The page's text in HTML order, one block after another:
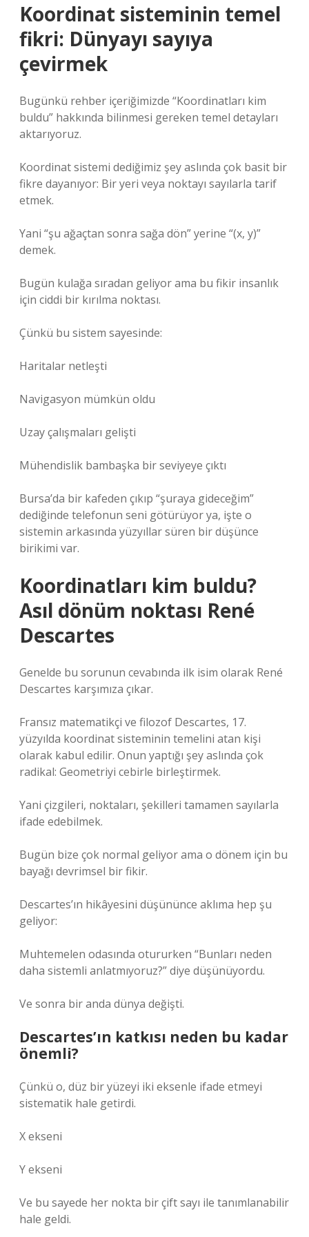
Koordinat sisteminin temel
fikri: Dünyayı sayıya
çevirmek
Bugünkü rehber içeriğimizde “Koordinatları kim
buldu” hakkında bilinmesi gereken temel detayları
aktarıyoruz.
Koordinat sistemi dediğimiz şey aslında çok basit bir
fikre dayanıyor: Bir yeri veya noktayı sayılarla tarif
etmek.
Yani “şu ağaçtan sonra sağa dön” yerine “(x, y)”
demek.
Bugün kulağa sıradan geliyor ama bu fikir insanlık
için ciddi bir kırılma noktası.
Çünkü bu sistem sayesinde:
Haritalar netleşti
Navigasyon mümkün oldu
Uzay çalışmaları gelişti
Mühendislik bambaşka bir seviyeye çıktı
Bursa’da bir kafeden çıkıp “şuraya gideceğim”
dediğinde telefonun seni götürüyor ya, işte o
sistemin arkasında yüzyıllar süren bir düşünce
birikimi var.
Koordinatları kim buldu?
Asıl dönüm noktası René
Descartes
Genelde bu sorunun cevabında ilk isim olarak René
Descartes karşımıza çıkar.
Fransız matematikçi ve filozof Descartes, 17.
yüzyılda koordinat sisteminin temelini atan kişi
olarak kabul edilir. Onun yaptığı şey aslında çok
radikal: Geometriyi cebirle birleştirmek.
Yani çizgileri, noktaları, şekilleri tamamen sayılarla
ifade edebilmek.
Bugün bize çok normal geliyor ama o dönem için bu
bayağı devrimsel bir fikir.
Descartes’ın hikâyesini düşününce aklıma hep şu
geliyor:
Muhtemelen odasında otururken “Bunları neden
daha sistemli anlatmıyoruz?” diye düşünüyordu.
Ve sonra bir anda dünya değişti.
Descartes’ın katkısı neden bu kadar
önemli?
Çünkü o, düz bir yüzeyi iki eksenle ifade etmeyi
sistematik hale getirdi.
X ekseni
Y ekseni
Ve bu sayede her nokta bir çift sayı ile tanımlanabilir
hale geldi.